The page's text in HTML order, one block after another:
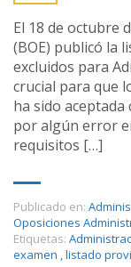
El 18 de octubre
(BOE) publicó la
excluidos para
crucial para que
ha sido
por algún error
requisitos […]
Publicado en:
Oposiciones
Etiquetas:
examen ,listado